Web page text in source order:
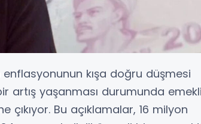
kışa doğru düşmesi
artış yaşanması durumunda emekli
çıkıyor. Bu açıklamalar, 16 milyon